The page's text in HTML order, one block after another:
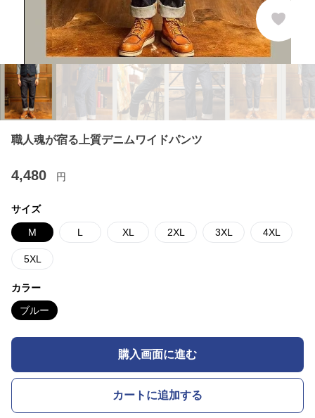
職人魂が宿る上質デニムワイドパンツ
4,480 円
サイズ
M L XL 2XL 3XL 4XL
5XL
カラー
ブルー
購入画面に進む
カートに追加する